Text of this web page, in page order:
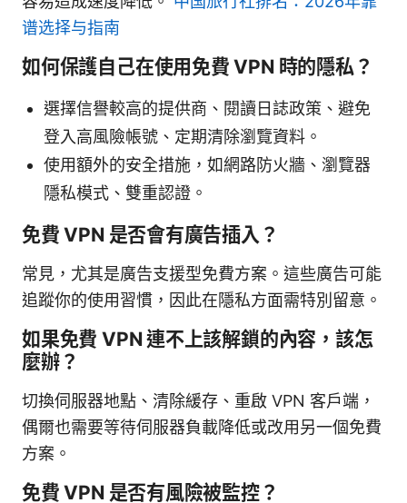
谱选择与指南
如何保護自己在使用免費 VPN 時的隱私？
選擇信譽較高的提供商、閱讀日誌政策、避免
登入高風險帳號、定期清除瀏覽資料。
使用額外的安全措施，如網路防火牆、瀏覽器
隱私模式、雙重認證。
免費 VPN 是否會有廣告插入？
常見，尤其是廣告支援型免費方案。這些廣告可能
追蹤你的使用習慣，因此在隱私方面需特別留意。
如果免費 VPN 連不上該解鎖的內容，該怎
麼辦？
切換伺服器地點、清除緩存、重啟 VPN 客戶端，
偶爾也需要等待伺服器負載降低或改用另一個免費
方案。
免費 VPN 是否有風險被監控？